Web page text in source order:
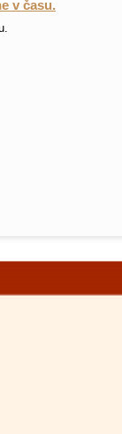
v času.